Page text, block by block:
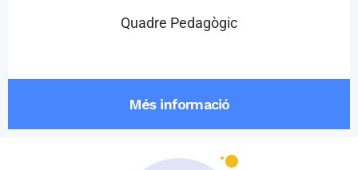
Quadre Pedagògic
Més informació